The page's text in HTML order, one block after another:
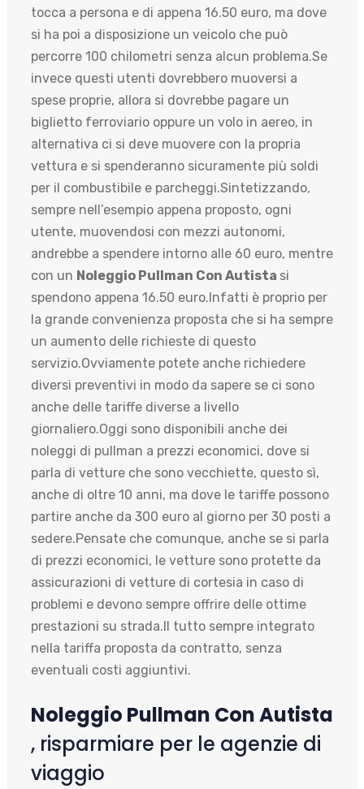
tocca a persona e di appena 16.50 euro, ma dove
si ha poi a disposizione un veicolo che può
percorre 100 chilometri senza alcun problema.Se
invece questi utenti dovrebbero muoversi a
spese proprie, allora si dovrebbe pagare un
biglietto ferroviario oppure un volo in aereo, in
alternativa ci si deve muovere con la propria
vettura e si spenderanno sicuramente più soldi
per il combustibile e parcheggi.Sintetizzando,
sempre nell’esempio appena proposto, ogni
utente, muovendosi con mezzi autonomi,
andrebbe a spendere intorno alle 60 euro, mentre
con un Noleggio Pullman Con Autista si
spendono appena 16.50 euro.Infatti è proprio per
la grande convenienza proposta che si ha sempre
un aumento delle richieste di questo
servizio.Ovviamente potete anche richiedere
diversi preventivi in modo da sapere se ci sono
anche delle tariffe diverse a livello
giornaliero.Oggi sono disponibili anche dei
noleggi di pullman a prezzi economici, dove si
parla di vetture che sono vecchiette, questo sì,
anche di oltre 10 anni, ma dove le tariffe possono
partire anche da 300 euro al giorno per 30 posti a
sedere.Pensate che comunque, anche se si parla
di prezzi economici, le vetture sono protette da
assicurazioni di vetture di cortesia in caso di
problemi e devono sempre offrire delle ottime
prestazioni su strada.Il tutto sempre integrato
nella tariffa proposta da contratto, senza
eventuali costi aggiuntivi.
Noleggio Pullman Con Autista
, risparmiare per le agenzie di
viaggio